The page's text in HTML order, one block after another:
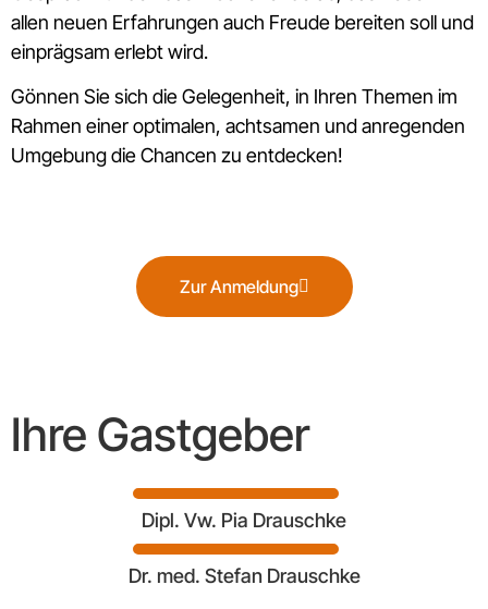
allen neuen Erfahrungen auch Freude bereiten soll und
einprägsam erlebt wird.
Gönnen Sie sich die Gelegenheit, in Ihren Themen im
Rahmen einer optimalen, achtsamen und anregenden
Umgebung die Chancen zu entdecken!
Zur Anmeldung
Ihre Gastgeber
Dipl. Vw. Pia Drauschke
Dr. med. Stefan Drauschke